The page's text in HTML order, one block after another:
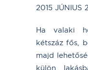
2015 JÚNIUS
Ha valaki
kétszáz fős,
majd
külön